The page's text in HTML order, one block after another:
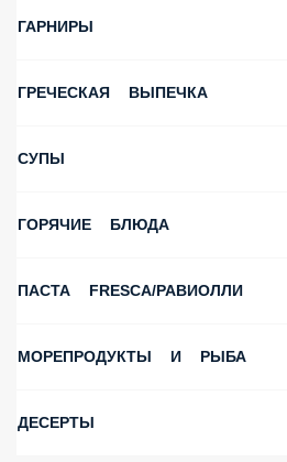
ГАРНИРЫ
ГРЕЧЕСКАЯ ВЫПЕЧКА
СУПЫ
ГОРЯЧИЕ БЛЮДА
ПАСТА FRESCA/РАВИОЛЛИ
МОРЕПРОДУКТЫ И РЫБА
ДЕСЕРТЫ